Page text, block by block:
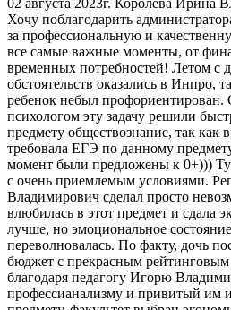
Хочу поблагодарить
за профессиональную и
все самые важные моменты, от
временных потребностей! Летом с
обстоятельств оказались в Инпро,
ребенок небыл
психологом эту задачу решили
предмету обществознание, так как
требовала ЕГЭ по данному
момент были предложены к 0+)))
с очень приемлемым условиями.
Владимирович сделал просто
влюбилась в этот предмет и сдала
лучше, но эмоциональное
переволновалась. По факту, дочь
бюджет с прекрасным
благодаря педагогу Игорю
профессианализму и привитый им